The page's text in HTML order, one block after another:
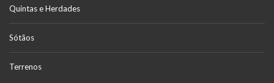
Quintas e Herdades
Sótãos
Terrenos